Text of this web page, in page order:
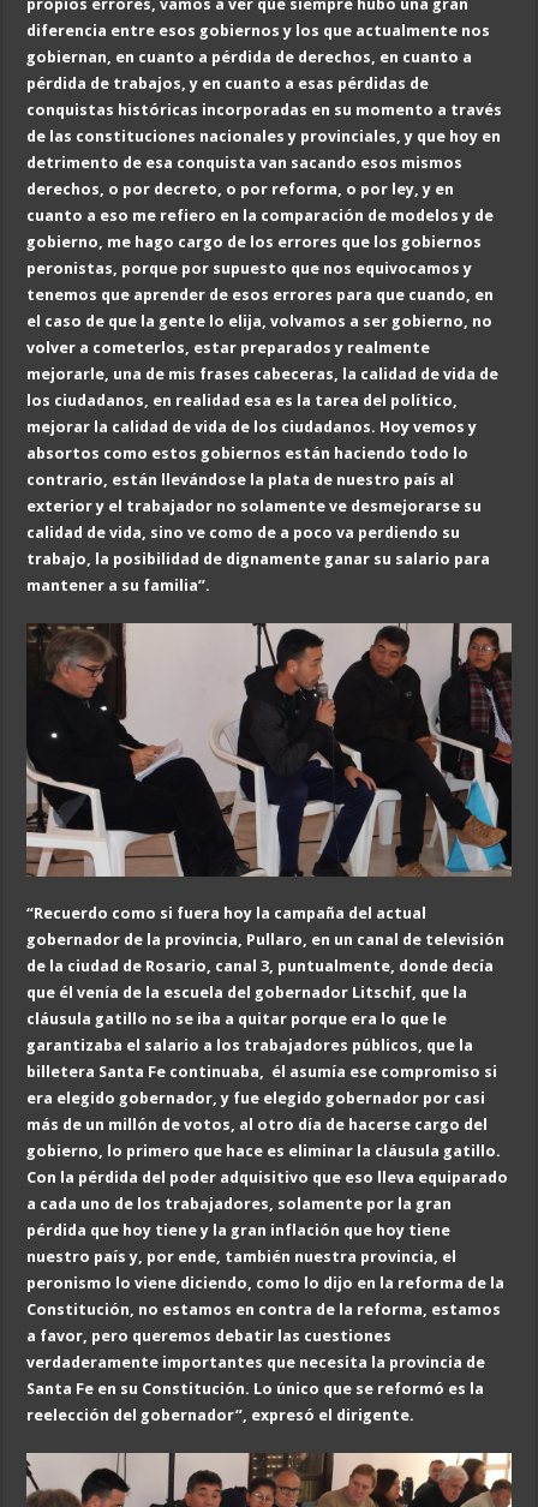
propios errores, vamos a ver que siempre hubo una gran
diferencia entre esos gobiernos y los que actualmente nos
gobiernan, en cuanto a pérdida de derechos, en cuanto a
pérdida de trabajos, y en cuanto a esas pérdidas de
conquistas históricas incorporadas en su momento a través
de las constituciones nacionales y provinciales, y que hoy en
detrimento de esa conquista van sacando esos mismos
derechos, o por decreto, o por reforma, o por ley, y en
cuanto a eso me refiero en la comparación de modelos y de
gobierno, me hago cargo de los errores que los gobiernos
peronistas, porque por supuesto que nos equivocamos y
tenemos que aprender de esos errores para que cuando, en
el caso de que la gente lo elija, volvamos a ser gobierno, no
volver a cometerlos, estar preparados y realmente
mejorarle, una de mis frases cabeceras, la calidad de vida de
los ciudadanos, en realidad esa es la tarea del político,
mejorar la calidad de vida de los ciudadanos. Hoy vemos y
absortos como estos gobiernos están haciendo todo lo
contrario, están llevándose la plata de nuestro país al
exterior y el trabajador no solamente ve desmejorarse su
calidad de vida, sino ve como de a poco va perdiendo su
trabajo, la posibilidad de dignamente ganar su salario para
mantener a su familia”.
“Recuerdo como si fuera hoy la campaña del actual
gobernador de la provincia, Pullaro, en un canal de televisión
de la ciudad de Rosario, canal 3, puntualmente, donde decía
que él venía de la escuela del gobernador Litschif, que la
cláusula gatillo no se iba a quitar porque era lo que le
garantizaba el salario a los trabajadores públicos, que la
billetera Santa Fe continuaba, él asumía ese compromiso si
era elegido gobernador, y fue elegido gobernador por casi
más de un millón de votos, al otro día de hacerse cargo del
gobierno, lo primero que hace es eliminar la cláusula gatillo.
Con la pérdida del poder adquisitivo que eso lleva equiparado
a cada uno de los trabajadores, solamente por la gran
pérdida que hoy tiene y la gran inflación que hoy tiene
nuestro país y, por ende, también nuestra provincia, el
peronismo lo viene diciendo, como lo dijo en la reforma de la
Constitución, no estamos en contra de la reforma, estamos
a favor, pero queremos debatir las cuestiones
verdaderamente importantes que necesita la provincia de
Santa Fe en su Constitución. Lo único que se reformó es la
reelección del gobernador”, expresó el dirigente.